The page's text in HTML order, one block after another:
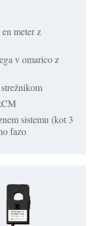
meter z
v omarico z
sistemu (kot 3
fazo